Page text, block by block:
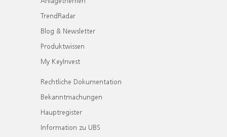
TrendRadar
Blog & Newsletter
Produktwissen
My KeyInvest
Rechtliche Dokumentation
Bekanntmachungen
Hauptregister
Information zu UBS